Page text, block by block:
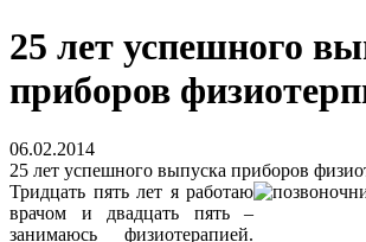
25 лет успешного
приборов
06.02.2014
25 лет успешного выпуска приборов
Тридцать пять лет я работаю
врачом и двадцать пять –
занимаюсь физиотерапией.